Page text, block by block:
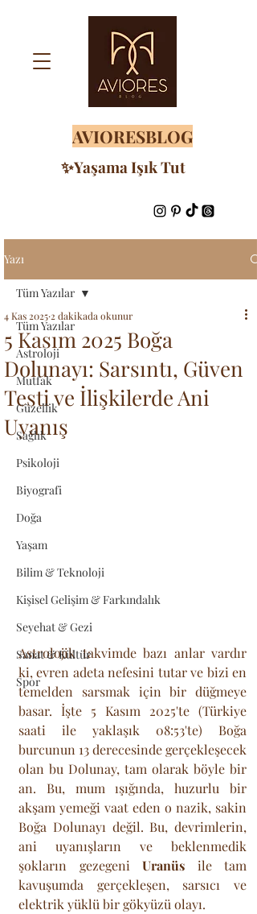
AVIORESBLOG
✨Yaşama Işık Tut
Yazı
Tüm Yazılar
Astroloji
Mutfak
Güzellik
Sağlık
Psikoloji
Biyografi
Doğa
Yaşam
Bilim & Teknoloji
Kişisel Gelişim & Farkındalık
Seyehat & Gezi
Sanat & Kültür
Spor
Tüm Yazılar
5 Kasım 2025 Boğa
Dolunayı: Sarsıntı, Güven
Testi ve İlişkilerde Ani
Uyanış
4 Kas 2025 2 dakikada okunur
Astrolojik takvimde bazı anlar vardır
ki, evren adeta nefesini tutar ve bizi en
temelden sarsmak için bir düğmeye
basar. İşte 5 Kasım 2025'te (Türkiye
saati ile yaklaşık 08:53'te) Boğa
burcunun 13 derecesinde gerçekleşecek
olan bu Dolunay, tam olarak böyle bir
an. Bu, mum ışığında, huzurlu bir
akşam yemeği vaat eden o nazik, sakin
Boğa Dolunayı değil. Bu, devrimlerin,
ani uyanışların ve beklenmedik
şokların gezegeni Uranüs ile tam
kavuşumda gerçekleşen, sarsıcı ve
elektrik yüklü bir gökyüzü olayı.